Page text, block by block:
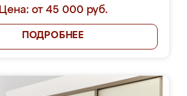
Цена: от 45 000 руб.
ПОДРОБНЕЕ